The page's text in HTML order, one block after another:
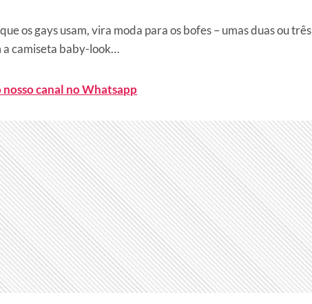
os gays usam, vira moda para os bofes – umas duas ou três
a camiseta baby-look…
canal no Whatsapp